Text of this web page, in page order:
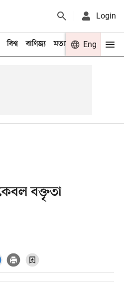
Login
বিশ্ব বাণিজ্য মতামত খেলা
Eng
বক্তৃতা